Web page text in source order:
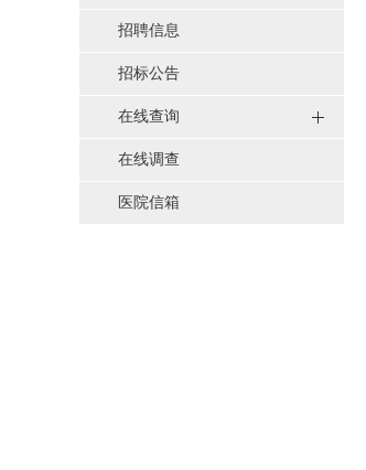
招聘信息
招标公告
在线查询
在线调查
医院信箱